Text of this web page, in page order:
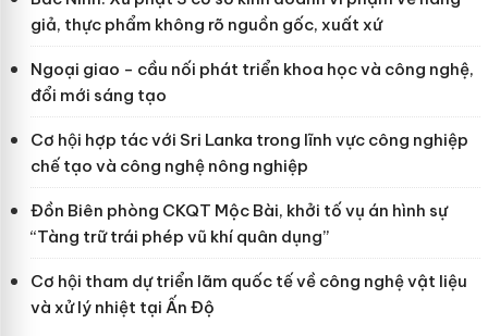
giả, thực phẩm không rõ nguồn gốc, xuất xứ
Ngoại giao - cầu nối phát triển khoa học và công nghệ,
đổi mới sáng tạo
Cơ hội hợp tác với Sri Lanka trong lĩnh vực công nghiệp
chế tạo và công nghệ nông nghiệp
Đồn Biên phòng CKQT Mộc Bài, khởi tố vụ án hình sự
“Tàng trữ trái phép vũ khí quân dụng”
Cơ hội tham dự triển lãm quốc tế về công nghệ vật liệu
và xử lý nhiệt tại Ấn Độ